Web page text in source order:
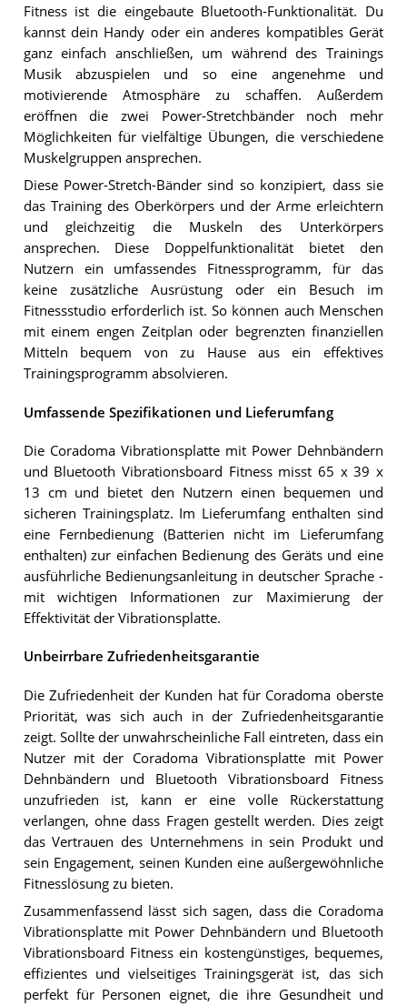
Fitness ist die eingebaute Bluetooth-Funktionalität. Du
kannst dein Handy oder ein anderes kompatibles Gerät
ganz einfach anschließen, um während des Trainings
Musik abzuspielen und so eine angenehme und
motivierende Atmosphäre zu schaffen. Außerdem
eröffnen die zwei Power-Stretchbänder noch mehr
Möglichkeiten für vielfältige Übungen, die verschiedene
Muskelgruppen ansprechen.
Diese Power-Stretch-Bänder sind so konzipiert, dass sie
das Training des Oberkörpers und der Arme erleichtern
und gleichzeitig die Muskeln des Unterkörpers
ansprechen. Diese Doppelfunktionalität bietet den
Nutzern ein umfassendes Fitnessprogramm, für das
keine zusätzliche Ausrüstung oder ein Besuch im
Fitnessstudio erforderlich ist. So können auch Menschen
mit einem engen Zeitplan oder begrenzten finanziellen
Mitteln bequem von zu Hause aus ein effektives
Trainingsprogramm absolvieren.
Umfassende Spezifikationen und Lieferumfang
Die Coradoma Vibrationsplatte mit Power Dehnbändern
und Bluetooth Vibrationsboard Fitness misst 65 x 39 x
13 cm und bietet den Nutzern einen bequemen und
sicheren Trainingsplatz. Im Lieferumfang enthalten sind
eine Fernbedienung (Batterien nicht im Lieferumfang
enthalten) zur einfachen Bedienung des Geräts und eine
ausführliche Bedienungsanleitung in deutscher Sprache -
mit wichtigen Informationen zur Maximierung der
Effektivität der Vibrationsplatte.
Unbeirrbare Zufriedenheitsgarantie
Die Zufriedenheit der Kunden hat für Coradoma oberste
Priorität, was sich auch in der Zufriedenheitsgarantie
zeigt. Sollte der unwahrscheinliche Fall eintreten, dass ein
Nutzer mit der Coradoma Vibrationsplatte mit Power
Dehnbändern und Bluetooth Vibrationsboard Fitness
unzufrieden ist, kann er eine volle Rückerstattung
verlangen, ohne dass Fragen gestellt werden. Dies zeigt
das Vertrauen des Unternehmens in sein Produkt und
sein Engagement, seinen Kunden eine außergewöhnliche
Fitnesslösung zu bieten.
Zusammenfassend lässt sich sagen, dass die Coradoma
Vibrationsplatte mit Power Dehnbändern und Bluetooth
Vibrationsboard Fitness ein kostengünstiges, bequemes,
effizientes und vielseitiges Trainingsgerät ist, das sich
perfekt für Personen eignet, die ihre Gesundheit und